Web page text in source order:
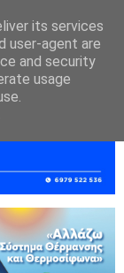
its services
user-agent are
and security
usage